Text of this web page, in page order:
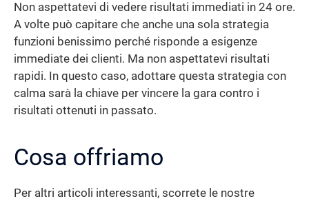
Non aspettatevi di vedere risultati immediati in 24 ore.
A volte può capitare che anche una sola strategia
funzioni benissimo perché risponde a esigenze
immediate dei clienti. Ma non aspettatevi risultati
rapidi. In questo caso, adottare questa strategia con
calma sarà la chiave per vincere la gara contro i
risultati ottenuti in passato.
Cosa offriamo
Per altri articoli interessanti, scorrete le nostre